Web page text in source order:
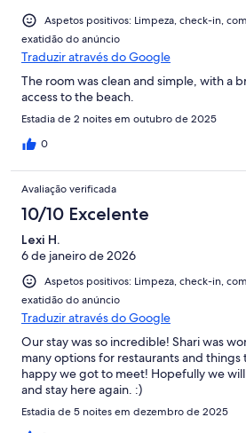
Aspetos positivos: Limpeza, check-in,
exatidão do anúncio
Traduzir através do Google
The room was clean and simple, with a
access to the beach.
Estadia de 2 noites em outubro de 2025
0
Avaliação verificada
10/10 Excelente
Lexi H.
6 de janeiro de 2026
Aspetos positivos: Limpeza, check-in,
exatidão do anúncio
Traduzir através do Google
Our stay was so incredible! Shari was
many options for restaurants and things
happy we got to meet! Hopefully we
and stay here again. :)
Estadia de 5 noites em dezembro de 2025